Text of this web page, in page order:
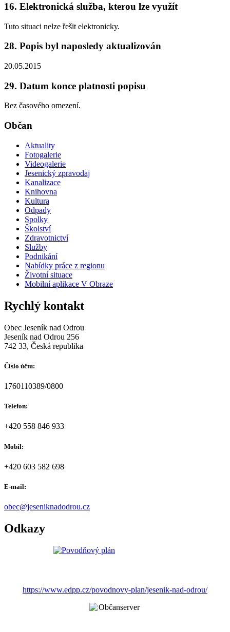
16. Elektronická služba, kterou lze využít
Tuto situaci nelze řešit elektronicky.
28. Popis byl naposledy aktualizován
20.05.2015
29. Datum konce platnosti popisu
Bez časového omezení.
Občan
Aktuality
Fotogalerie
Videogalerie
Jesenický zpravodaj
Kanalizace
Knihovna
Kultura
Odpady
Spolky
Školství
Zdravotnictví
Služby
Podnikání
Nabídky práce z regionu
Životní situace
Mobilní aplikace V Obraze
Rychlý kontakt
Obec Jeseník nad Odrou
Jeseník nad Odrou 256
742 33, Česká republika
Číslo účtu:
1760110389/0800
Telefon:
+420 558 846 933
Mobil:
+420 603 582 698
E-mail:
obec@jeseniknadodrou.cz
Odkazy
https://www.edpp.cz/povodnovy-plan/jesenik-nad-odrou/